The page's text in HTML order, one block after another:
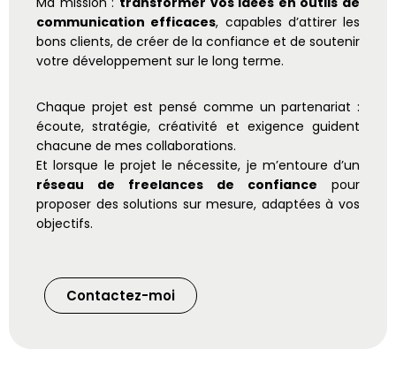
communication efficaces, capables d’attirer les
bons clients, de créer de la confiance et de soutenir
votre développement sur le long terme.
Chaque projet est pensé comme un partenariat :
écoute, stratégie, créativité et exigence guident
chacune de mes collaborations.
Et lorsque le projet le nécessite, je m’entoure d’un
réseau de freelances de confiance pour
proposer des solutions sur mesure, adaptées à vos
objectifs.
Contactez-moi